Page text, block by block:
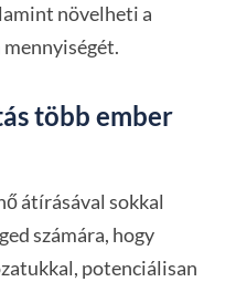
növelheti a
több ember
átírásával sokkal
számára, hogy
potenciálisan